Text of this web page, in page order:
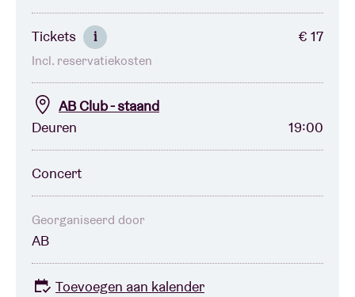
Concertcheque
Over AB
Contact
Tickets i € 17
Incl. reservatiekosten
AB Club - staand
Deuren
19:00
Concert
Georganiseerd door
AB
Toevoegen aan kalender